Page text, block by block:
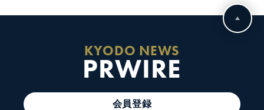
KYODO NEWS
PRWIRE
会員登録